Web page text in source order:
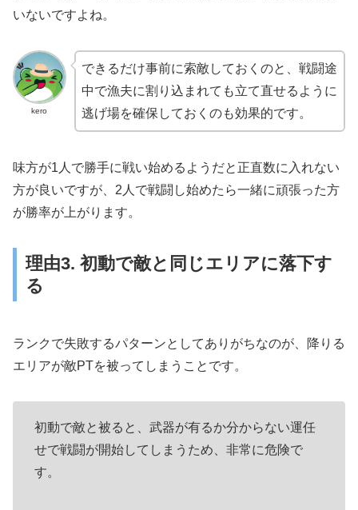
いないですよね。
kero
できるだけ事前に索敵しておくのと、戦闘途
中で漁夫に割り込まれても立て直せるように
逃げ場を確保しておくのも効果的です。
味方が1人で勝手に戦い始めるようだと正直数に入れない
方が良いですが、2人で戦闘し始めたら一緒に頑張った方
が勝率が上がります。
理由3. 初動で敵と同じエリアに落下す
る
ランクで失敗するパターンとしてありがちなのが、降りる
エリアが敵PTを被ってしまうことです。
初動で敵と被ると、武器が有るか分からない運任
せで戦闘が開始してしまうため、非常に危険で
す。